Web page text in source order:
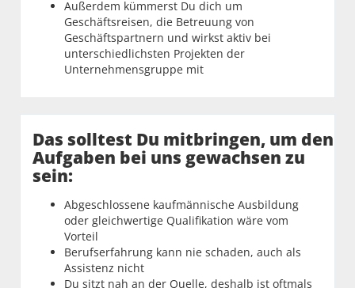
Außerdem kümmerst Du dich um
Geschäftsreisen, die Betreuung von
Geschäftspartnern und wirkst aktiv bei
unterschiedlichsten Projekten der
Unternehmensgruppe mit
Das solltest Du mitbringen, um den
Aufgaben bei uns gewachsen zu
sein:
Abgeschlossene kaufmännische Ausbildung
oder gleichwertige Qualifikation wäre vom
Vorteil
Berufserfahrung kann nie schaden, auch als
Assistenz nicht
Du sitzt nah an der Quelle, deshalb ist oftmals